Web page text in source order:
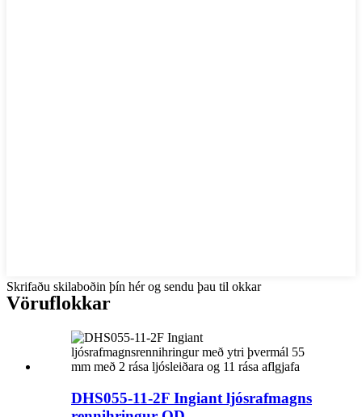
Skrifaðu skilaboðin þín hér og sendu þau til okkar
Vöruflokkar
DHS055-11-2F Ingiant ljósrafmagns